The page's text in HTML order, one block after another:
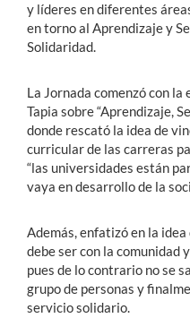
y líderes en diferentes
en torno al Aprendizaje y
Solidaridad.
La Jornada comenzó con
Tapia sobre “Aprendizaje,
donde rescató la idea de
curricular de las carreras
“las universidades están
vaya en desarrollo de la
Además, enfatizó en la
debe ser con la comunidad
pues de lo contrario no se
grupo de personas y
servicio solidario.